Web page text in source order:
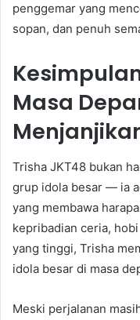
penggemar yang
sopan, dan penuh
Masa
Trisha JKT48 bukan
grup idola besar — ia
yang membawa
kepribadian ceria,
yang tinggi, Trisha
idola besar di masa
Meski perjalanan